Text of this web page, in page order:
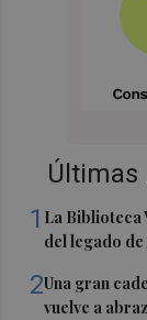
Últimas
1 La Biblioteca
del legado de
2Una gran
vuelve a